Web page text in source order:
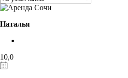
Наталья
10,0